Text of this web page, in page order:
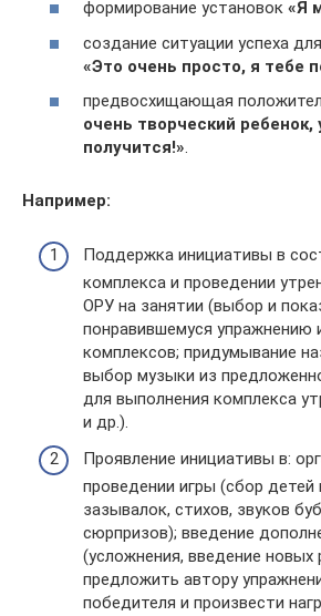
формирование установок «Я
создание ситуации успеха
«Это очень просто, я тебе
предвосхищающая
очень творческий ребенок,
получится!».
Например:
Поддержка инициативы в
комплекса и проведении
ОРУ на занятии (выбор и
понравившемуся упражнению
комплексов; придумывание
выбор музыки из
для выполнения комплекса
и др.).
Проявление инициативы в:
проведении игры (сбор детей
зазывалок, стихов, звуков
сюрпризов); введение
(усложнения, введение новых
предложить автору
победителя и произвести